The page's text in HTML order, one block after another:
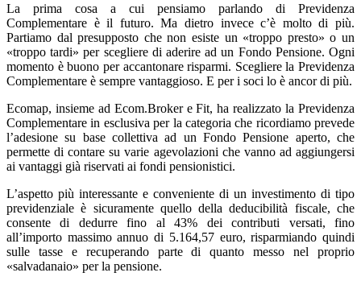
La prima cosa a cui pensiamo parlando di Previdenza
Complementare è il futuro. Ma dietro invece c’è molto di più.
Partiamo dal presupposto che non esiste un «troppo presto» o un
«troppo tardi» per scegliere di aderire ad un Fondo Pensione. Ogni
momento è buono per accantonare risparmi. Scegliere la Previdenza
Complementare è sempre vantaggioso. E per i soci lo è ancor di più.
Ecomap, insieme ad Ecom.Broker e Fit, ha realizzato la Previdenza
Complementare in esclusiva per la categoria che ricordiamo prevede
l’adesione su base collettiva ad un Fondo Pensione aperto, che
permette di contare su varie agevolazioni che vanno ad aggiungersi
ai vantaggi già riservati ai fondi pensionistici.
L’aspetto più interessante e conveniente di un investimento di tipo
previdenziale è sicuramente quello della deducibilità fiscale, che
consente di dedurre fino al 43% dei contributi versati, fino
all’importo massimo annuo di 5.164,57 euro, risparmiando quindi
sulle tasse e recuperando parte di quanto messo nel proprio
«salvadanaio» per la pensione.